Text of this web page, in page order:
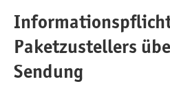
Paketzustellers
Sendung